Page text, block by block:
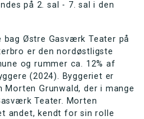
på 2. sal - 7. sal i den
bag Østre Gasværk Teater på
er den nordøstligste
og rummer ca. 12% af
(2024). Byggeriet er
Grunwald, der i mange
Teater. Morten
andet, kendt for sin rolle